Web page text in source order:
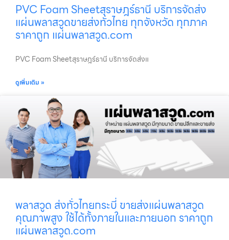
PVC Foam Sheetสุราษฎร์ธานี บริการจัดส่ง
แผ่นพลาสวูดขายส่งทั่วไทย ทุกจังหวัด ทุกภาค
ราคาถูก แผ่นพลาสวูด.com
PVC Foam Sheetสุราษฎร์ธานี บริการจัดส่งแ
ดูเพิ่มเติม »
พลาสวูด ส่งทั่วไทยกระบี่ ขายส่งแผ่นพลาสวูด
คุณภาพสูง ใช้ได้ทั้งภายในและภายนอก ราคาถูก
แผ่นพลาสวูด.com